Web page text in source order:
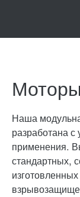
Наша
разработана с
применения.
стандартных,